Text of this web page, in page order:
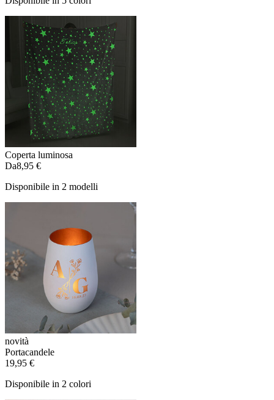
Coperta luminosa
Da8,95 €
Disponibile in 2 modelli
novità
Portacandele
19,95 €
Disponibile in 2 colori